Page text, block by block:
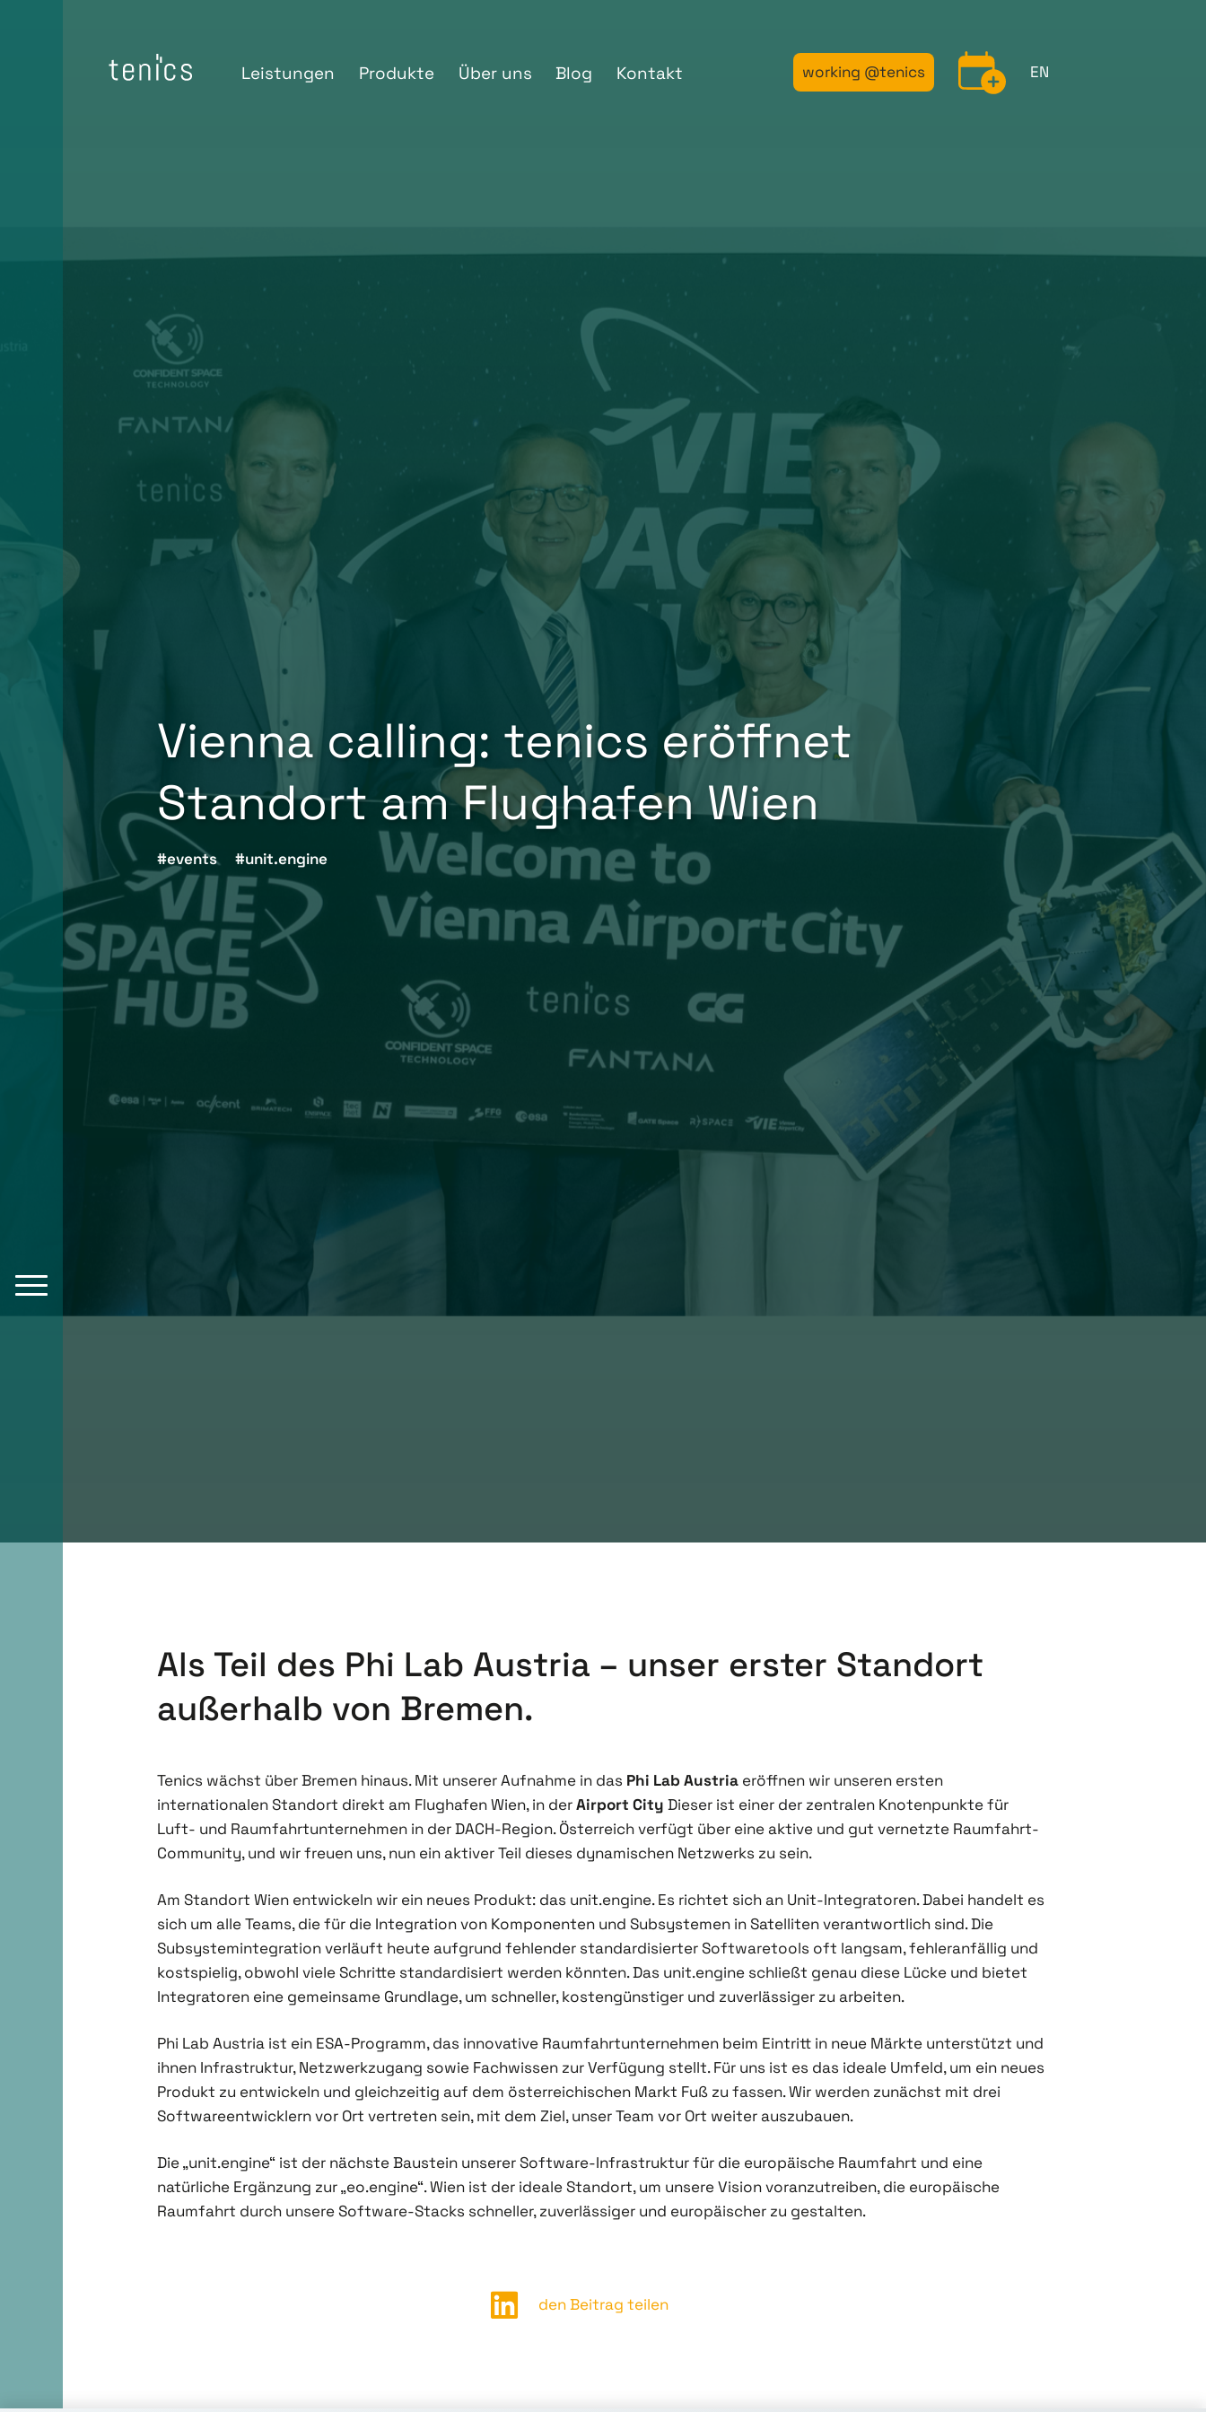
Vienna calling: tenics eröffnet
Standort am Flughafen Wien
events unit.engine
Leistungen Produkte Über uns Blog Kontakt working @tenics EN
Als Teil des Phi Lab Austria – unser erster Standort
außerhalb von Bremen.
Tenics wächst über Bremen hinaus. Mit unserer Aufnahme in das Phi Lab Austriaeröffnen wir unseren ersten
internationalen Standort direkt am Flughafen Wien, in derAirport City Dieser ist einer der zentralen Knotenpunkte für
Luft- und Raumfahrtunternehmen in der DACH-Region. Österreich verfügt über eine aktive und gut vernetzte Raumfahrt-
Community, und wir freuen uns, nun ein aktiver Teil dieses dynamischen Netzwerks zu sein.
Am Standort Wien entwickeln wir ein neues Produkt: das unit.engine. Es richtet sich an Unit-Integratoren. Dabei handelt es
sich um alle Teams, die für die Integration von Komponenten und Subsystemen in Satelliten verantwortlich sind. Die
Subsystemintegration verläuft heute aufgrund fehlender standardisierter Softwaretools oft langsam, fehleranfällig und
kostspielig, obwohl viele Schritte standardisiert werden könnten. Das unit.engine schließt genau diese Lücke und bietet
Integratoren eine gemeinsame Grundlage, um schneller, kostengünstiger und zuverlässiger zu arbeiten.
Phi Lab Austria ist ein ESA-Programm, das innovative Raumfahrtunternehmen beim Eintritt in neue Märkte unterstützt und
ihnen Infrastruktur, Netzwerkzugang sowie Fachwissen zur Verfügung stellt. Für uns ist es das ideale Umfeld, um ein neues
Produkt zu entwickeln und gleichzeitig auf dem österreichischen Markt Fuß zu fassen. Wir werden zunächst mit drei
Softwareentwicklern vor Ort vertreten sein, mit dem Ziel, unser Team vor Ort weiter auszubauen.
Die „unit.engine“ ist der nächste Baustein unserer Software-Infrastruktur für die europäische Raumfahrt und eine
natürliche Ergänzung zur „eo.engine“. Wien ist der ideale Standort, um unsere Vision voranzutreiben, die europäische
Raumfahrt durch unsere Software-Stacks schneller, zuverlässiger und europäischer zu gestalten.
den Beitrag teilen